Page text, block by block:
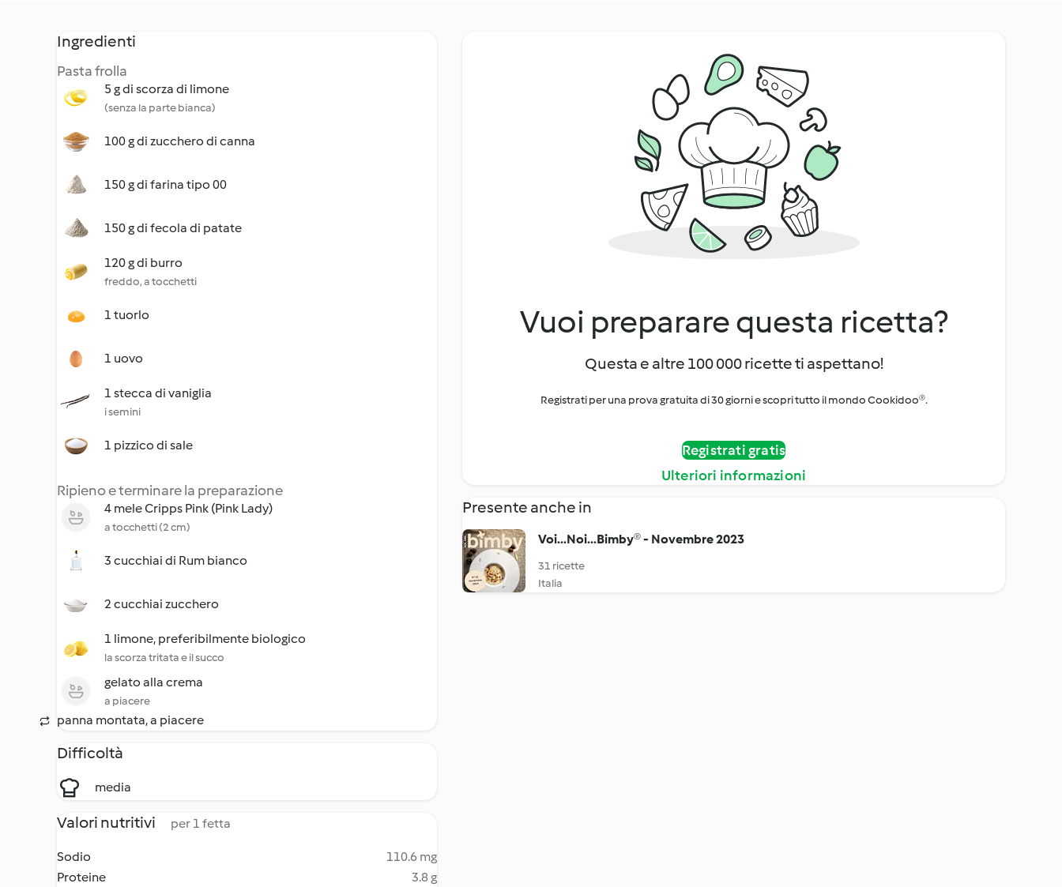
Ingredienti
Pasta frolla
5 g di scorza di limone
(senza la parte bianca)
100 g di zucchero di canna
150 g di farina tipo 00
150 g di fecola di patate
120 g di burro
freddo, a tocchetti
1 tuorlo
1 uovo
1 stecca di vaniglia
i semini
1 pizzico di sale
Ripieno e terminare la preparazione
4 mele Cripps Pink (Pink Lady)
a tocchetti (2 cm)
3 cucchiai di Rum bianco
2 cucchiai zucchero
1 limone, preferibilmente biologico
la scorza tritata e il succo
gelato alla crema
a piacere
panna montata, a piacere
Difficoltà
media
Valori nutritivi per 1 fetta
Sodio
110.6 mg
Proteine
3.8 g
Vuoi preparare questa ricetta?
Questa e altre 100 000 ricette ti aspettano!
Registrati per una prova gratuita di 30 giorni e scopri tutto il mondo Cookidoo®.
Registrati gratis
Ulteriori informazioni
Presente anche in
Voi...Noi...Bimby® - Novembre 2023
31 ricette
Italia